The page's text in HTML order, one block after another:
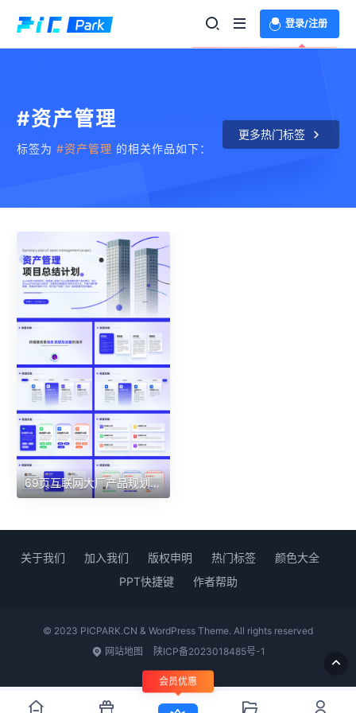
登录/注册
#资产管理
标签为#资产管理 的相关作品如下：
更多热门标签
69页互联网大厂产品规划介绍品牌设计PPT模板
关于我们 加入我们 版权申明 热门标签
颜色大全
PPT快捷键
作者帮助
© 2023 PICPARK.CN & WordPress Theme. All rights reserved
网站地图
陕ICP备2023018485号-1
会员优惠